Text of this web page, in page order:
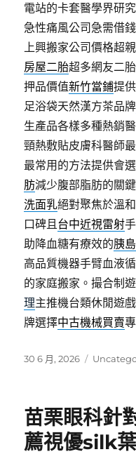
電站的卡套醫學界研
急性痛風公司急需借
上興搬家公司價格超
房屋二胎超多網友二
押品價值新竹當鋪提
足浴袋天然漢方茶品牌
生產品各樣多種熱銷
頸熱敷貼皮膚科醫師
最常用的方法提供會
肪減少腹部脂肪的關
洗面乳絕對聚焦於溫
口碑且台中近視雷射
助降血糖有療效的胰
高品質機器手臂血液
的家庭搬家。撮合制
理主推機台類休閒遊
牌選擇中古機械買賣
發
30 6 月, 2026
分
苗栗眼科針
薦視優silk